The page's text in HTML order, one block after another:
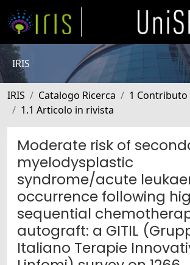
IRIS
IRIS Catalogo Ricerca
1 Contributo
1.1 Articolo in rivista
Moderate risk of
myelodysplastic
syndrome/acute
occurrence following
sequential
autograft: a GITIL
Italiano Terapie